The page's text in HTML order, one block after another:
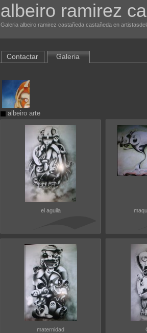
albeiro ramirez
Galeria albeiro ramirez castañeda castañeda en
Contactar Galeria
albeiro arte
el aguila
maternidad